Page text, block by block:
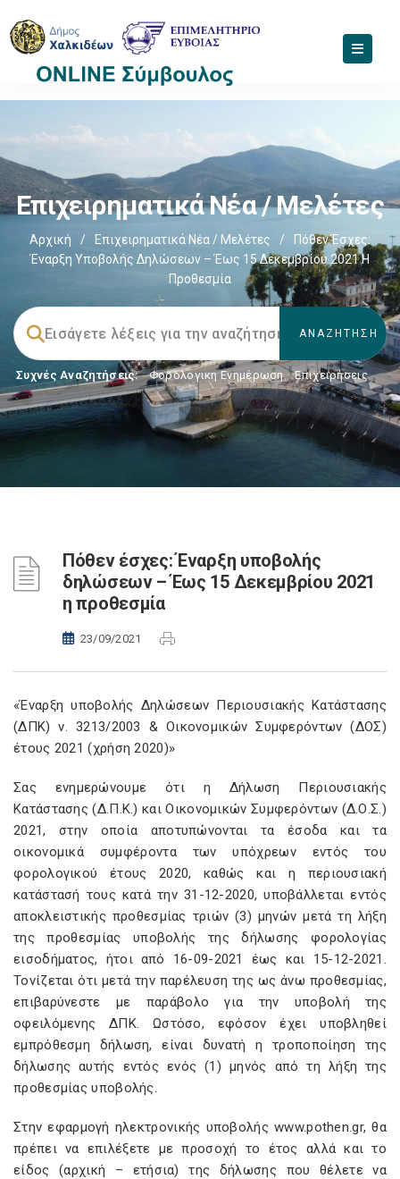
Επιχειρηματικά Νέα / Μελέτες
Αρχική / Επιχειρηματικά Νέα / Μελέτες /
Πόθεν Έσχες:
Έναρξη Υποβολής Δηλώσεων – Έως 15 Δεκεμβρίου 2021 Η
Προθεσμία
Συχνές Αναζητήσεις: Φορολογικη Ενημέρωση, Επιχειρήσεις
Πόθεν έσχες: Έναρξη υποβολής
δηλώσεων – Έως 15 Δεκεμβρίου 2021
η προθεσμία
23/09/2021
«Έναρξη υποβολής Δηλώσεων Περιουσιακής Κατάστασης
(ΔΠΚ) ν. 3213/2003 & Οικονομικών Συμφερόντων (ΔΟΣ)
έτους 2021 (χρήση 2020)»
Σας ενημερώνουμε ότι η Δήλωση Περιουσιακής
Κατάστασης (Δ.Π.Κ.) και Οικονομικών Συμφερόντων (Δ.Ο.Σ.)
2021, στην οποία αποτυπώνονται τα έσοδα και τα
οικονομικά συμφέροντα των υπόχρεων εντός του
φορολογικού έτους 2020, καθώς και η περιουσιακή
κατάστασή τους κατά την 31-12-2020, υποβάλλεται εντός
αποκλειστικής προθεσμίας τριών (3) μηνών μετά τη λήξη
της προθεσμίας υποβολής της δήλωσης φορολογίας
εισοδήματος, ήτοι από 16-09-2021 έως και 15-12-2021.
Τονίζεται ότι μετά την παρέλευση της ως άνω προθεσμίας,
επιβαρύνεστε με παράβολο για την υποβολή της
οφειλόμενης ΔΠΚ. Ωστόσο, εφόσον έχει υποβληθεί
εμπρόθεσμη δήλωση, είναι δυνατή η τροποποίηση της
δήλωσης αυτής εντός ενός (1) μηνός από τη λήξη της
προθεσμίας υποβολής.
Στην εφαρμογή ηλεκτρονικής υποβολής www.pothen.gr, θα
πρέπει να επιλέξετε με προσοχή το έτος αλλά και το
είδος (αρχική – ετήσια) της δήλωσης που θέλετε να